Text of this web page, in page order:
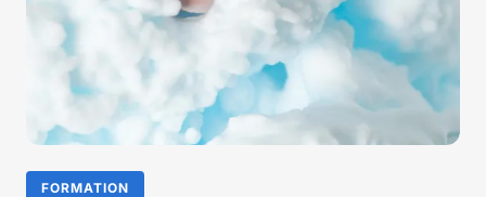
FORMATION